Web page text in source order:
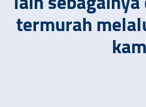
termurah